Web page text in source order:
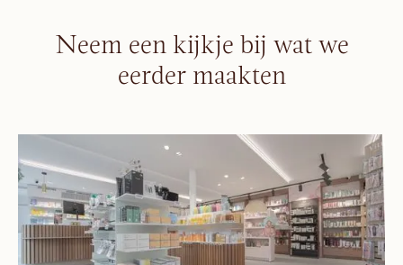
Neem een kijkje bij wat we
eerder maakten